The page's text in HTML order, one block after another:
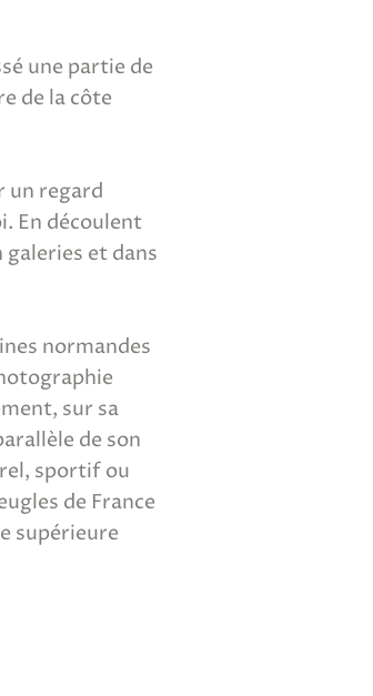
une partie de
de la côte
un regard
En découlent
galeries et dans
normandes
sur sa
de son
sportif ou
de France
supérieure